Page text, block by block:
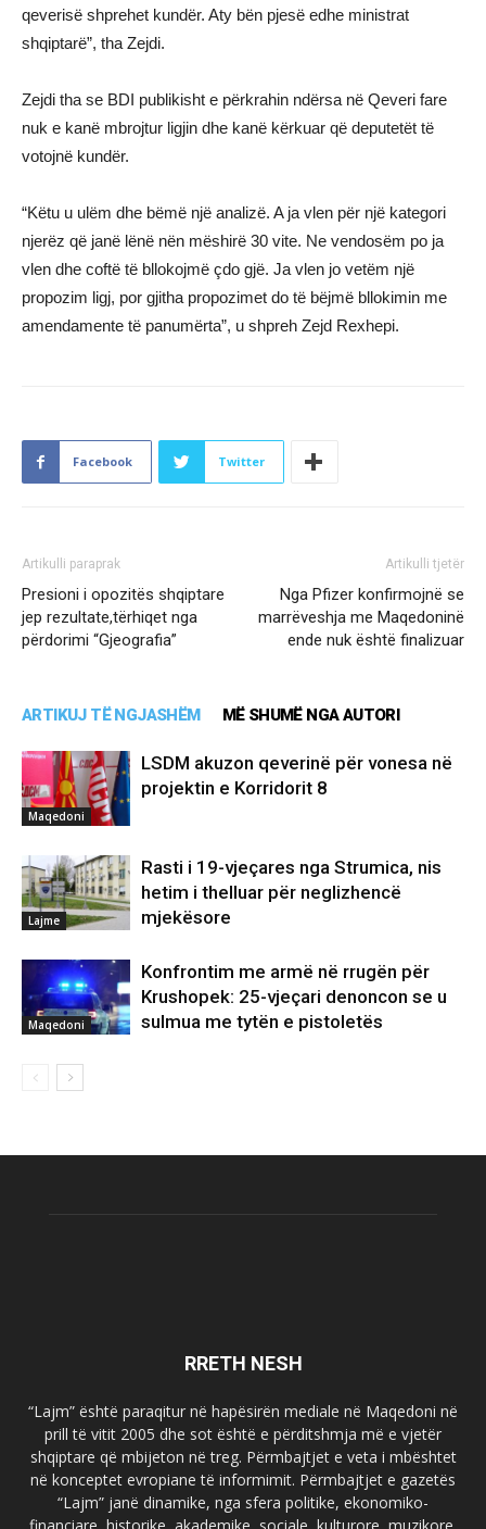
qeverisë shprehet kundër. Aty bën pjesë edhe ministrat
shqiptarë”, tha Zejdi.
Zejdi tha se BDI publikisht e përkrahin ndërsa në Qeveri fare
nuk e kanë mbrojtur ligjin dhe kanë kërkuar që deputetët të
votojnë kundër.
“Këtu u ulëm dhe bëmë një analizë. A ja vlen për një kategori
njerëz që janë lënë nën mëshirë 30 vite. Ne vendosëm po ja
vlen dhe coftë të bllokojmë çdo gjë. Ja vlen jo vetëm një
propozim ligj, por gjitha propozimet do të bëjmë bllokimin me
amendamente të panumërta”, u shpreh Zejd Rexhepi.
Facebook Twitter
Artikulli paraprak
Presioni i opozitës shqiptare
jep rezultate,tërhiqet nga
përdorimi “Gjeografia”
Artikulli tjetër
Nga Pfizer konfirmojnë se
marrëveshja me Maqedoninë
ende nuk është finalizuar
ARTIKUJ TË NGJASHËM MË SHUMË NGA AUTORI
Maqedoni
LSDM akuzon qeverinë për vonesa në
projektin e Korridorit 8
Lajme
Rasti i 19-vjeçares nga Strumica, nis
hetim i thelluar për neglizhencë
mjekësore
Maqedoni
Konfrontim me armë në rrugën për
Krushopek: 25-vjeçari denoncon se u
sulmua me tytën e pistoletës
RRETH NESH
“Lajm” është paraqitur në hapësirën mediale në Maqedoni në
prill të vitit 2005 dhe sot është e përditshmja më e vjetër
shqiptare që mbijeton në treg. Përmbajtjet e veta i mbështet
në konceptet evropiane të informimit. Përmbajtjet e gazetës
“Lajm” janë dinamike, nga sfera politike, ekonomiko-